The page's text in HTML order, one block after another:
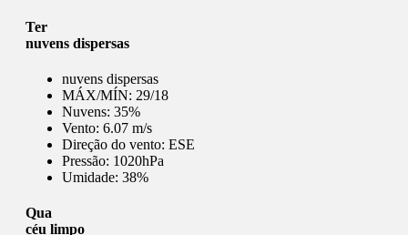
Ter
nuvens dispersas
nuvens dispersas
MÁX/MÍN: 29/18
Nuvens: 35%
Vento: 6.07 m/s
Direção do vento: ESE
Pressão: 1020hPa
Umidade: 38%
Qua
céu limpo